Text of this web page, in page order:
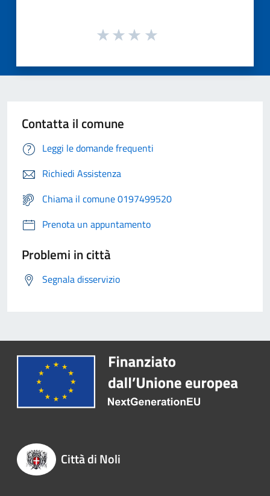
Contatta il comune
Leggi le domande frequenti
Richiedi Assistenza
Chiama il comune 0197499520
Prenota un appuntamento
Problemi in città
Segnala disservizio
Città di Noli